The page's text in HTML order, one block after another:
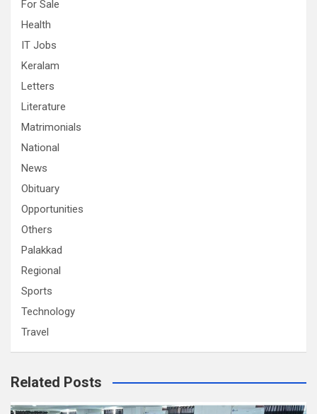
For Sale
Health
IT Jobs
Keralam
Letters
Literature
Matrimonials
National
News
Obituary
Opportunities
Others
Palakkad
Regional
Sports
Technology
Travel
Related Posts